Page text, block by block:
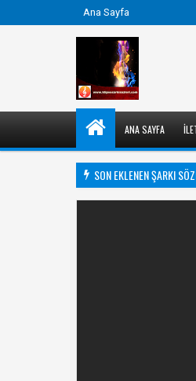
Ana Sayfa
ANA SAYFA
SON EKLENEN ŞARKI
11:34 AM Cem Adrian -